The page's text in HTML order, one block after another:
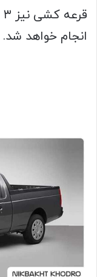
انجام خواهد شد.